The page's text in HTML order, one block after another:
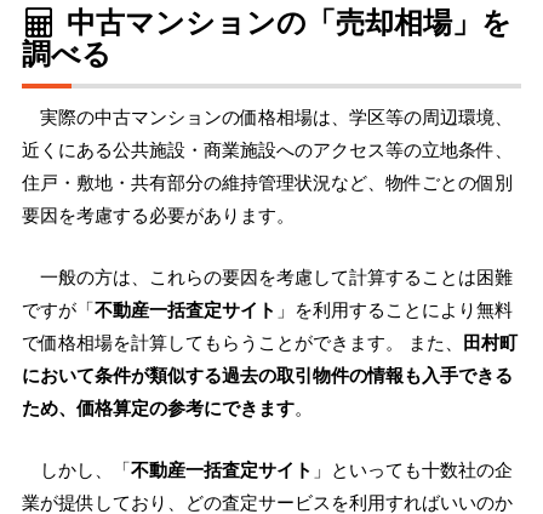
中古マンションの「売却相場」を
調べる
実際の中古マンションの価格相場は、学区等の周辺環境、
近くにある公共施設・商業施設へのアクセス等の立地条件、
住戸・敷地・共有部分の維持管理状況など、物件ごとの個別
要因を考慮する必要があります。
一般の方は、これらの要因を考慮して計算することは困難
ですが「不動産一括査定サイト 」を利用することにより無料
で価格相場を計算してもらうことができます。 また、 田村町
において条件が類似する過去の取引物件の情報も入手できる
ため、価格算定の参考にできます。
しかし、「不動産一括査定サイト 」といっても十数社の企
業が提供しており、どの査定サービスを利用すればいいのか